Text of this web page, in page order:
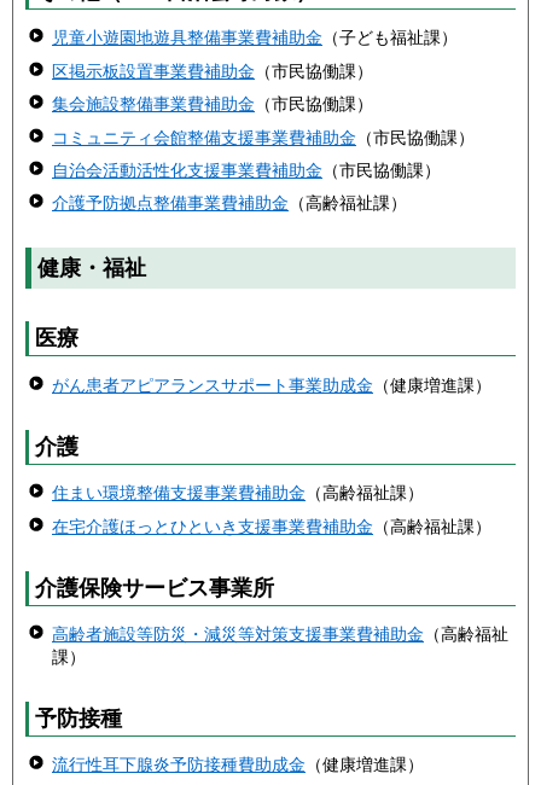
児童小遊園地遊具整備事業費補助金 （子ども福祉課）
区掲示板設置事業費補助金 （市民協働課）
集会施設整備事業費補助金 （市民協働課）
コミュニティ会館整備支援事業費補助金 （市民協働課）
自治会活動活性化支援事業費補助金 （市民協働課）
介護予防拠点整備事業費補助金 （高齢福祉課）
健康・福祉
医療
がん患者アピアランスサポート事業助成金 （健康増進課）
介護
住まい環境整備支援事業費補助金 （高齢福祉課）
在宅介護ほっとひといき支援事業費補助金 （高齢福祉課）
介護保険サービス事業所
高齢者施設等防災・減災等対策支援事業費補助金 （高齢福祉
課）
予防接種
流行性耳下腺炎予防接種費助成金 （健康増進課）